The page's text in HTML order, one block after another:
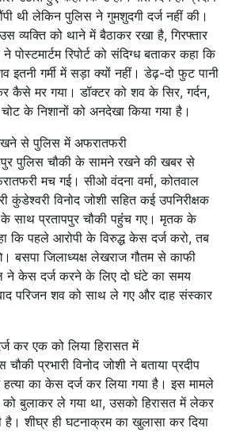
थी लेकिन पुलिस ने गुमशुदगी दर्ज नहीं की।
व्यक्ति को थाने में बैठाकर रखा है, गिरफ्तार
पोस्टमार्टम रिपोर्ट को संदिग्ध बताकर कहा कि
गर्मी में सड़ा क्यों नहीं। डेढ़-दो फुट पानी
कैसे मर गया। डॉक्टर को शव के सिर, गर्दन,
के निशानों को अनदेखा किया गया है।
से पुलिस में अफरातफरी
पुलिस चौकी के सामने रखने की खबर से
मच गई। सीओ वंदना वर्मा, कोतवाल
कुंडेश्वरी विनोद जोशी सहित कई उपनिरीक्षक
साथ प्रतापपुर चौकी पहुंंच गए। मृतक के
कि पहले आरोपी के विरुद्ध केस दर्ज करो, तब
बसपा जिलाध्यक्ष लेखराज गौतम से काफी
ने केस दर्ज करने के लिए दो घंटे का समय
परिजन शव को साथ ले गए और दाह संस्कार
कर एक को लिया हिरासत में
प्रभारी विनोद जोशी ने बताया प्रदीप
का केस दर्ज कर लिया गया है। इस मामले
को बुलाकर ले गया था, उसको हिरासत में लेकर
शीघ्र ही घटनाक्रम का खुलासा कर दिया